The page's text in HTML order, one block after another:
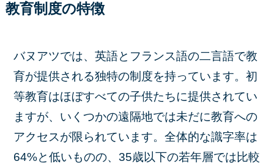
教育制度の特徴
バヌアツでは、英語とフランス語の二言語で教
育が提供される独特の制度を持っています。​初
等教育はほぼすべての子供たちに提供されてい
ますが、いくつかの遠隔地では未だに教育への
アクセスが限られています。​全体的な識字率は
64%と低いものの、35歳以下の若年層では比較